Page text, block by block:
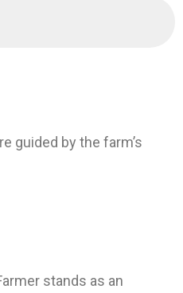
guided by the farm’s
stands as an